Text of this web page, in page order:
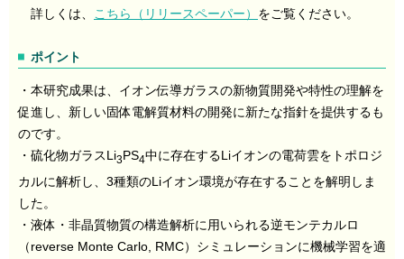
詳しくは、
こちら（リリースペーパー） をご覧ください。
ポイント
・本研究成果は、イオン伝導ガラスの新物質開発や特性の理解を
促進し、新しい固体電解質材料の開発に新たな指針を提供するも
のです。
・硫化物ガラスLi3PS4中に存在するLiイオンの電荷雲をトポロジ
カルに解析し、3種類のLiイオン環境が存在することを解明しま
した。
・液体・非晶質物質の構造解析に用いられる逆モンテカルロ
（reverse Monte Carlo, RMC）シミュレーションに機械学習を適